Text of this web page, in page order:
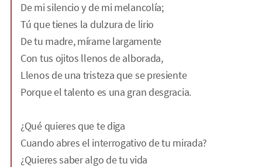
De mi silencio y de mi melancolía;
Tú que tienes la dulzura de lirio
De tu madre, mírame largamente
Con tus ojitos llenos de alborada,
Llenos de una tristeza que se presiente
Porque el talento es una gran desgracia.
¿Qué quieres que te diga
Cuando abres el interrogativo de tu mirada?
¿Quieres saber algo de tu vida